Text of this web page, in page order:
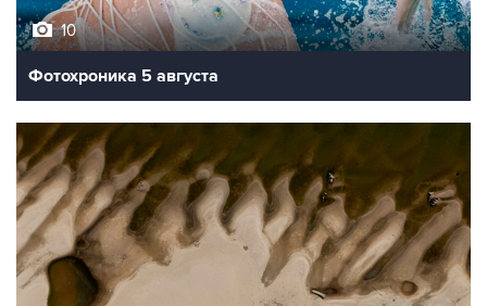
10
Фотохроника 5 августа